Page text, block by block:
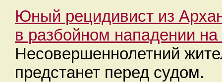
Юный рецидивист из
в разбойном нападении на
Несовершеннолетний
предстанет перед судом.